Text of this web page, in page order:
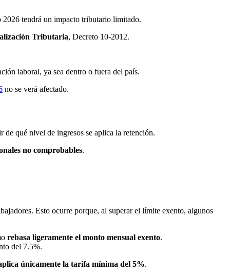
2026 tendrá un impacto tributario limitado.
Tributaria, Decreto 10-2012.
laboral, ya sea dentro o fuera del país.
no se verá afectado.
de qué nivel de ingresos se aplica la retención.
no comprobables.
Esto ocurre porque, al superar el límite exento, algunos
rebasa ligeramente el monto mensual exento.
del 7.5%.
únicamente la tarifa mínima del 5%.